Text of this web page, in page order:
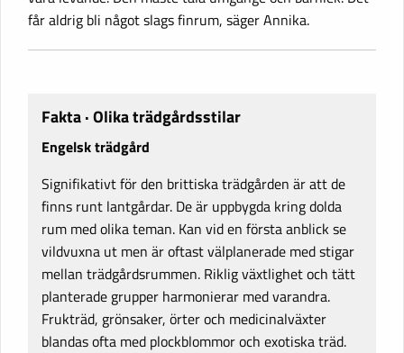
får aldrig bli något slags finrum, säger Annika.
Fakta · Olika trädgårdsstilar
Engelsk trädgård
Signifikativt för den brittiska trädgården är att de
finns runt lantgårdar. De är uppbygda kring dolda
rum med olika teman. Kan vid en första anblick se
vildvuxna ut men är oftast välplanerade med stigar
mellan trädgårdsrummen. Riklig växtlighet och tätt
planterade grupper harmonierar med varandra.
Frukträd, grönsaker, örter och medicinalväxter
blandas ofta med plockblommor och exotiska träd.